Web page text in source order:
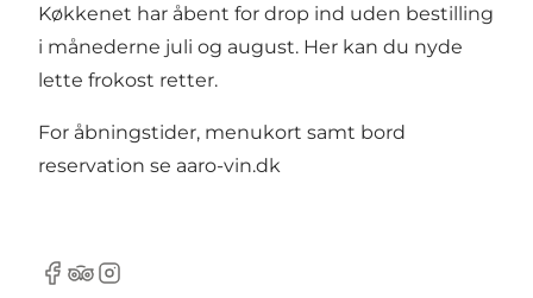
Køkkenet har åbent for drop ind uden bestilling
i månederne juli og august. Her kan du nyde
lette frokost retter.
For åbningstider, menukort samt bord
reservation se aaro-vin.dk
Facebook
Tripadvisor
Instagram